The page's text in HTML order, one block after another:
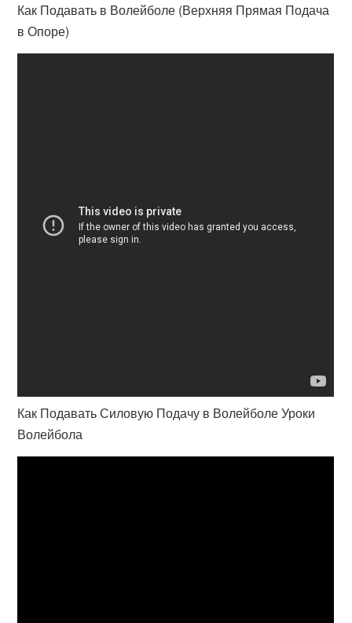
Как Подавать в Волейболе (Верхняя Прямая Подача
в Опоре)
Как Подавать Силовую Подачу в Волейболе Уроки
Волейбола